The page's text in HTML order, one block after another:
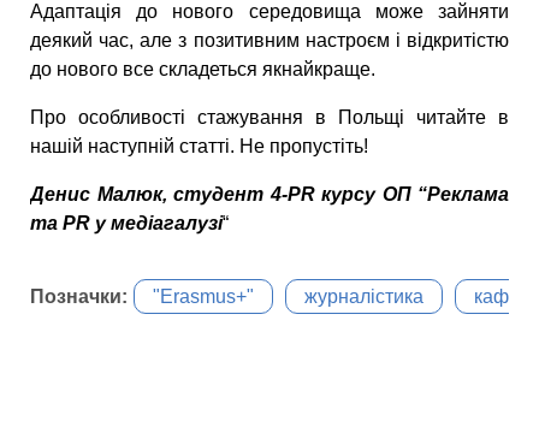
Адаптація до нового середовища може зайняти
деякий час, але з позитивним настроєм і відкритістю
до нового все складеться якнайкраще.
Про особливості стажування в Польщі читайте в
нашій наступній статті. Не пропустіть!
Денис Малюк, студент 4-PR курсу ОП “Реклама
та PR у медіагалузі“
Позначки: "Erasmus+" журналістика